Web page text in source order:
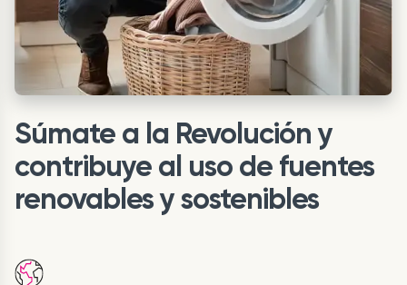
Súmate a la Revolución y
contribuye al uso de fuentes
renovables y sostenibles